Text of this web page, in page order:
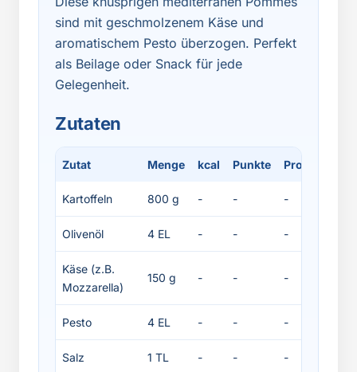
sind mit geschmolzenem Käse und
aromatischem Pesto überzogen. Perfekt
als Beilage oder Snack für jede
Gelegenheit.
Zutaten
Zutat Menge kcal Punkte Protein
Kartoffeln 800 g - - -
Olivenöl 4 EL - - -
Käse (z.B.
Mozzarella)
150 g - - -
Pesto 4 EL - - -
Salz 1 TL - - -